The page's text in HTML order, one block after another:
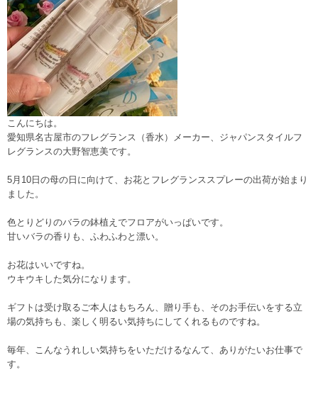
こんにちは。
愛知県名古屋市のフレグランス（香水）メーカー、ジャパンスタイルフ
レグランスの大野智恵美です。
5月10日の母の日に向けて、お花とフレグランススプレーの出荷が始まり
ました。
色とりどりのバラの鉢植えでフロアがいっぱいです。
甘いバラの香りも、ふわふわと漂い。
お花はいいですね。
ウキウキした気分になります。
ギフトは受け取るご本人はもちろん、贈り手も、そのお手伝いをする立
場の気持ちも、楽しく明るい気持ちにしてくれるものですね。
毎年、こんなうれしい気持ちをいただけるなんて、ありがたいお仕事で
す。